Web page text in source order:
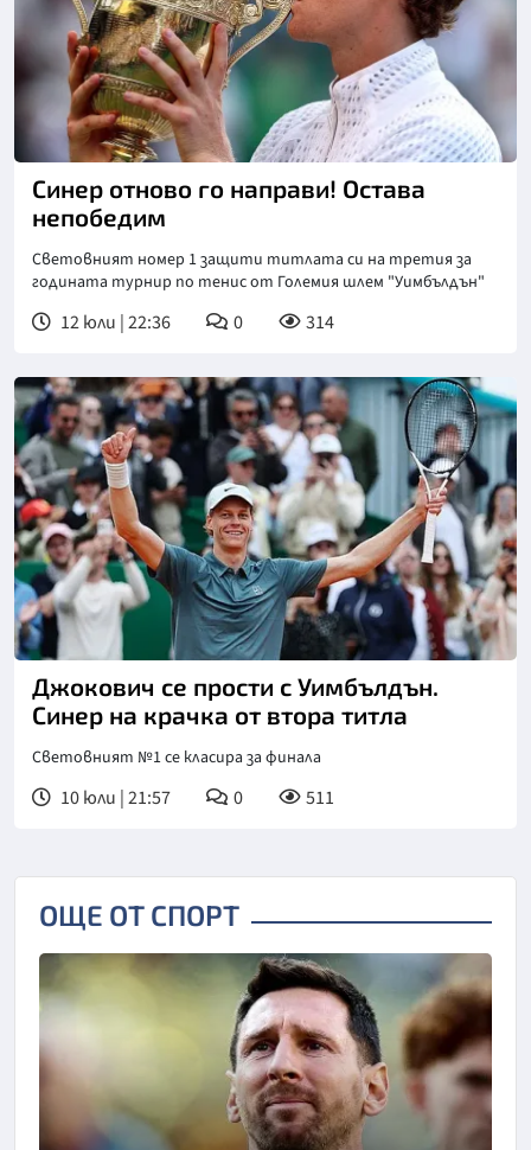
Снимка: БГНЕС
Синер отново го направи! Остава
непобедим
Световният номер 1 защити титлата си на третия за
годината турнир по тенис от Големия шлем "Уимбълдън"
12 юли | 22:36 0 314
Джокович се прости с Уимбълдън.
Синер на крачка от втора титла
Световният №1 се класира за финала
10 юли | 21:57 0 511
ОЩЕ ОТ СПОРТ